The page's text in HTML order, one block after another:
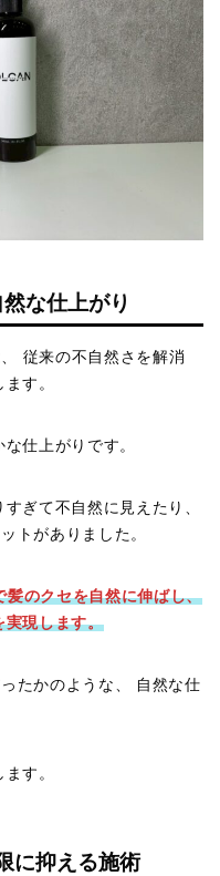
な仕上がり
従来の不自然さを解消
す。
仕上がりです。
ぎて不自然に見えたり、
トがありました。
のクセを自然に伸ばし、
実現します。
たかのような、 自然な仕
す。
に抑える施術